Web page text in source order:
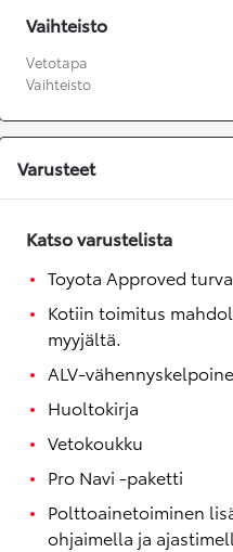
Vaihteisto
Vetotapa
Vaihteisto
Varusteet
Katso varustelista
Toyota Approved
Kotiin toimitus
myyjältä.
ALV-
Huoltokirja
Vetokoukku
Pro Navi -paketti
Polttoainetoiminen
ohjaimella ja